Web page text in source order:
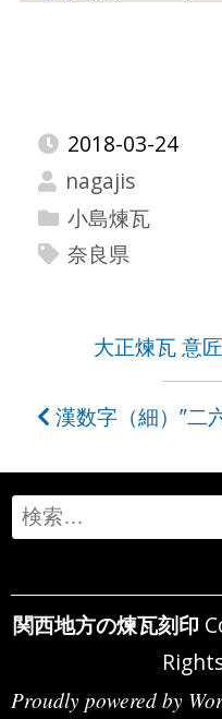
2018-03-24
nagajis
小島煉瓦
奈良県
ナ
ビ
ゲ
ー
シ
ョ
大正煉瓦 意
漢数字（細）”二
Search
for:
関西地方の煉瓦刻印
Proudly powered by